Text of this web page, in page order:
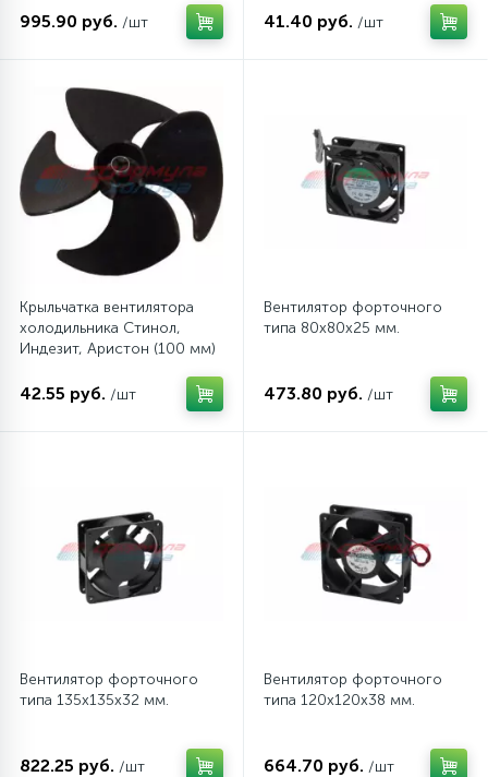
Таходатчики
ТЭНы (нагревательные элементы)
Улитки помп
Шкивы барабана
Электронные модули
995.90 руб. /шт 41.40 руб. /шт
Крыльчатка вентилятора
холодильника Стинол,
Индезит, Аристон (100 мм)
42.55 руб. /шт
Вентилятор форточного
типа 80х80х25 мм.
473.80 руб. /шт
Вентилятор форточного
типа 135х135х32 мм.
822.25 руб. /шт
Вентилятор форточного
типа 120х120х38 мм.
664.70 руб. /шт